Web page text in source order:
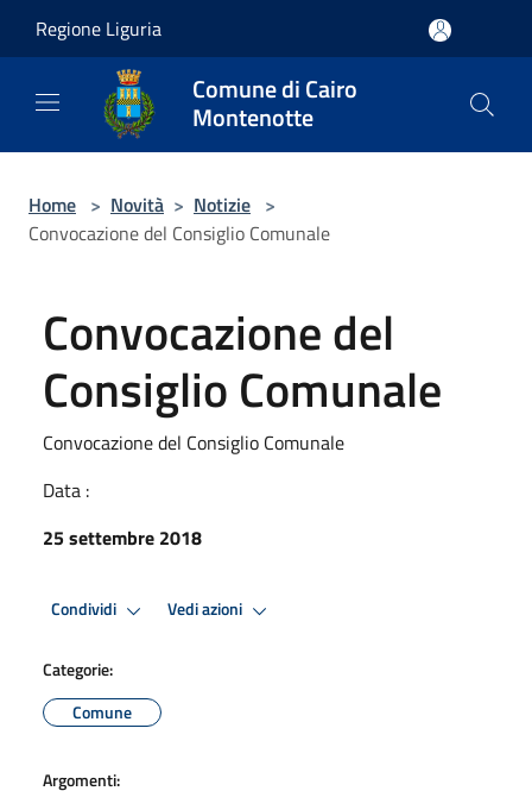
Regione Liguria
Comune di Cairo
Montenotte
Home > Novità > Notizie >
Convocazione del Consiglio Comunale
Convocazione del
Consiglio Comunale
Convocazione del Consiglio Comunale
Data :
25 settembre 2018
Condividi Vedi azioni
Categorie:
Comune
Argomenti: